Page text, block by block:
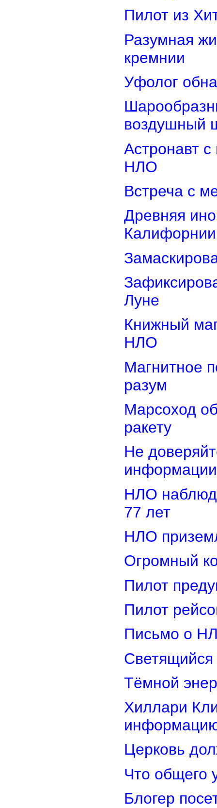
Пилот из
Разумная
кремнии
Уфолог
воздушный
Астронавт
НЛО
Встреча с
Древняя
Калифорнии
Луне
Книжный
НЛО
Магнитное
разум
Марсоход
ракету
Не
информации
НЛО
77 лет
НЛО
Огромный
Пилот
Пилот
Письмо о
Светящийся
Тёмной
Хиллари
Церковь
Что общего
Блогер